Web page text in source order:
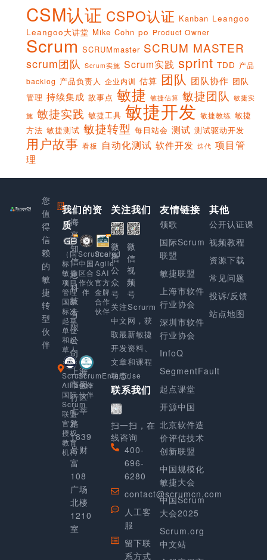
CSM认证 CSPO认证 Kanban Leangoo
Leangoo大讲堂 Mike Cohn po Product Owner
Scrum SCRUMmaster SCRUM MASTER
scrum团队 Scrum实施 Scrum实践 sprint TDD 产品
backlog 产品负责人 企业内训 估算 团队 团队协作 团队
管理 持续集成 故事点 敏捷 敏捷估算 敏捷团队 敏捷实
施 敏捷实践 敏捷工具 敏捷开发 敏捷教练 敏捷
方法 敏捷测试 敏捷转型 每日站会 测试 测试驱动开发
用户故事 看板 自动化测试 软件开发 迭代 项目管
理
您
值
得
信
赖
的
敏
捷
转
型
伙
伴
上
海
享
知
信
息
科
技
有
限
公
司
上海
市闵
行区
七莘
路
1839
号财
富
108
广场
北楼
1210
室
我们的资
质
（国
标）
敏捷
项目
管理
国家
标准
起草
单位
和起
草人
Scrum.org
中国
区合
作伙
伴
Scaled
Agile
SAI
官方
金牌
合作
伙伴
Scrum
Alliance
国际
Scrum
联盟
官方
授权
教育
机构
ScrumEnterprise
合作
伙伴
关注我们
微
信
公
众
号
微
信
视
频
号
关注Scrurm
中文网，获
取最新敏捷
开发资料、
文章和课程
动态。
联系我们
扫一扫，在
线咨询
400-
696-
6280
contact@scrumcn.com
人工客
服
留下联
系方式
友情链接
领歌
国际Scrum
联盟
敏捷联盟
上海市软件
行业协会
深圳市软件
行业协会
InfoQ
SegmentFault
起点课堂
开源中国
北京软件造
价评估技术
创新联盟
中国规模化
敏捷大会
中国Scrum
大会2025
Scrum.org
中文站
其他
公开认证课
视频教程
资源下载
常见问题
投诉/反馈
站点地图